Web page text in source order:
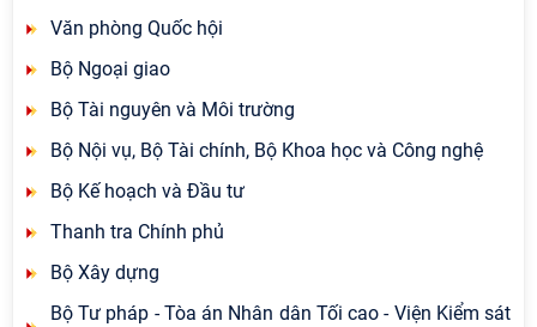
Văn phòng Quốc hội
Bộ Ngoại giao
Bộ Tài nguyên và Môi trường
Bộ Nội vụ, Bộ Tài chính, Bộ Khoa học và Công nghệ
Bộ Kế hoạch và Đầu tư
Thanh tra Chính phủ
Bộ Xây dựng
Bộ Tư pháp - Tòa án Nhân dân Tối cao - Viện Kiểm sát